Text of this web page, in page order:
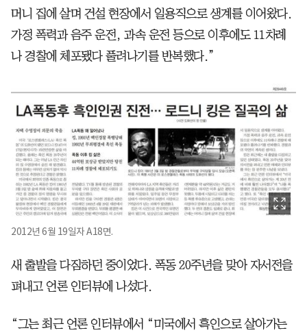
머니 집에 살며 건설 현장에서 일용직으로 생계를 이어왔다.
가정 폭력과 음주 운전, 과속 운전 등으로 이후에도 11차례
나 경찰에 체포됐다 풀려나기를 반복했다.”
2012년 6월 19일자 A18면.
새 출발을 다짐하던 중이었다. 폭동 20주년을 맞아 자서전을
펴내고 언론 인터뷰에 나섰다.
“그는 최근 언론 인터뷰에서 “미국에서 흑인으로 살아가는